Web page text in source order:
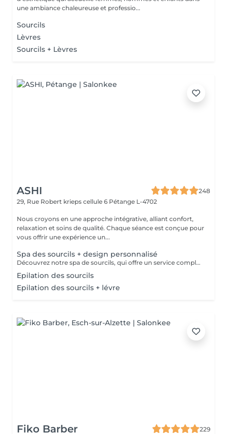
une ambiance chaleureuse et professio...
Sourcils
Lèvres
Sourcils + Lèvres
ASHI
248
29, Rue Robert krieps cellule 6 Pétange L-4702
Nous croyons en une approche intégrative, alliant confort,
relaxation et soins de qualité. Chaque séance est conçue pour
vous offrir une expérience un...
Spa des sourcils + design personnalisé
Découvrez notre spa de sourcils, qui offre un service complet pour sublimer vos sourcils. Notre protocole inclut une exfoliation douce pour préparer la peau, une hydratation nourrissante pour un confort optimal, et une épilation précise par threading pour révéler la beauté naturelle de vos sourcils. Offrez à votre regard une attention particulière et laissez-nous vous aider à obtenir des sourcils parfaitement définis et radieux.
Epilation des sourcils
Epilation des sourcils + lévre
Fiko Barber
229